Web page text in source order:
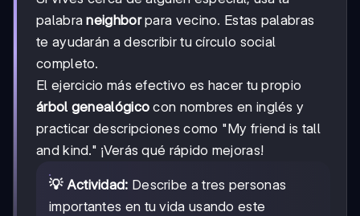
palabraneighborpara vecino. Estas palabras
te ayudarán a describir tu círculo social
completo.
El ejercicio más efectivo es hacer tu propio
árbol genealógico con nombres en inglés y
practicar descripciones como "My friend is tall
and kind." ¡Verás qué rápido mejoras!
💡 Actividad: Describe a tres personas
importantes en tu vida usando este